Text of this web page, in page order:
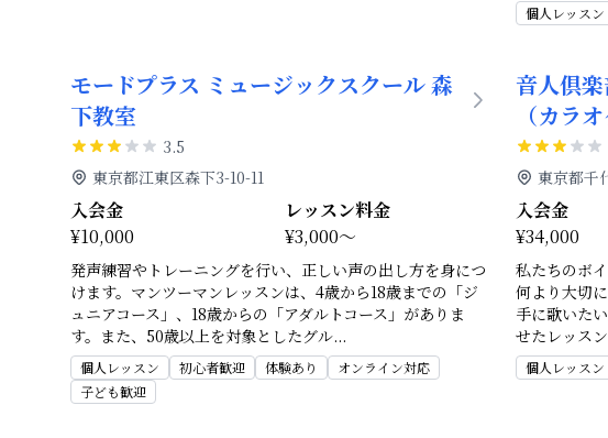
個人レッスン
モードプラス ミュージックスクール 森
下教室
3.5
東京都江東区森下3-10-11
入会金
¥10,000
レッスン料金
¥3,000～
発声練習やトレーニングを行い、正しい声の出し方を身につ
けます。マンツーマンレッスンは、4歳から18歳までの「ジ
ュニアコース」、18歳からの「アダルトコース」がありま
す。また、50歳以上を対象としたグル...
個人レッスン 初心者歓迎 体験あり
オンライン対応
子ども歓迎
音人倶
（カラ
東京都千
入会金
¥34,000
私たちのボ
何より大切
手に歌いた
せたレッス
個人レッスン